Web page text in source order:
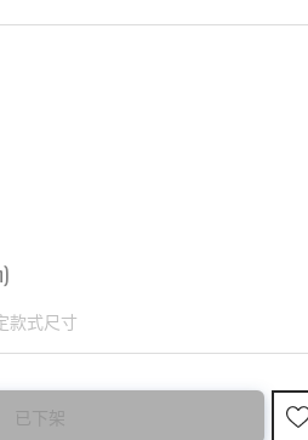
款式尺寸
8月暑假關係， 預購款會於8月18日
先確認所列出的尺碼是否合適。
已下架